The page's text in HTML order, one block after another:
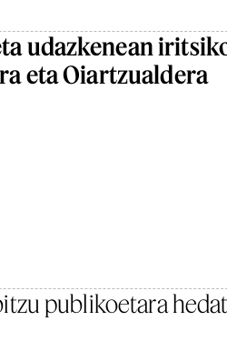
udazkenean
eta Oiartzualdera
publikoetara